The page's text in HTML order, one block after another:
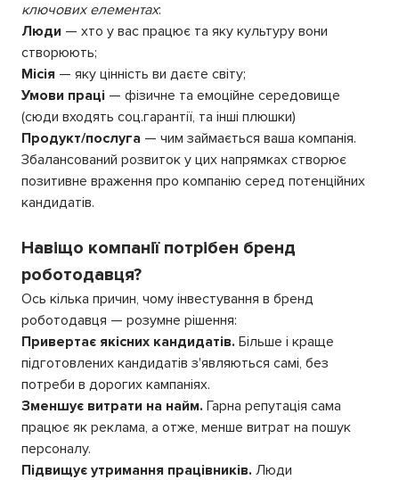
ключових елементах:
Люди — хто у вас працює та яку культуру вони
створюють;
Місія — яку цінність ви даєте світу;
Умови праці — фізичне та емоційне середовище
(сюди входять соц.гарантії, та інші плюшки)
Продукт/послуга — чим займається ваша компанія.
Збалансований розвиток у цих напрямках створює
позитивне враження про компанію серед потенційних
кандидатів.
Навіщо компанії потрібен бренд
роботодавця?
Ось кілька причин, чому інвестування в бренд
роботодавця — розумне рішення:
Привертає якісних кандидатів. Більше і краще
підготовлених кандидатів з'являються самі, без
потреби в дорогих кампаніях.
Зменшує витрати на найм. Гарна репутація сама
працює як реклама, а отже, менше витрат на пошук
персоналу.
Підвищує утримання працівників. Люди